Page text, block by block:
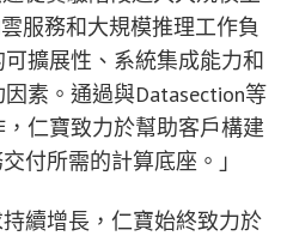
服務和大規模推理工作負
擴展性、系統集成能力和
素。通過與Datasection等
仁寶致力於幫助客戶構建
付所需的計算底座。」
續增長，仁寶始終致力於